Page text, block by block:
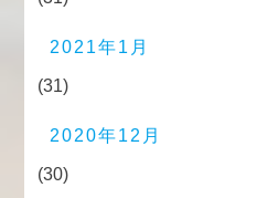
2021年1月
(31)
2020年12月
(30)